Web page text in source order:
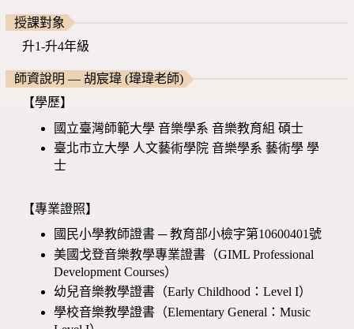
授課對象
升1-升4年級
師資說明 — 胡宸瑋 (瑋瑋老師)
【學歷】
國立臺灣師範大學 音樂學系 音樂教育組 碩士
臺北市立大學 人文藝術學院 音樂學系 藝術學 學
士
【專業證照】
國民小學教師證書 ─ 教育部小檢字第10600401號
美國戈登音樂教學專業證書（GIML Professional
Development Courses）
幼兒音樂教學證書（Early Childhood：Level I）
學校音樂教學證書（Elementary General：Music